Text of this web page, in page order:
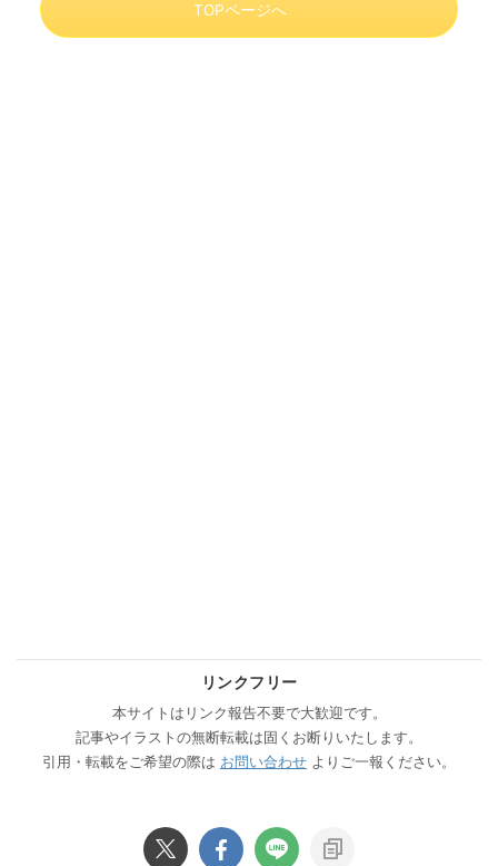
TOPページへ
リンクフリー
本サイトはリンク報告不要で大歓迎です。
記事やイラストの無断転載は固くお断りいたします。
引用・転載をご希望の際は お問い合わせ よりご一報ください。